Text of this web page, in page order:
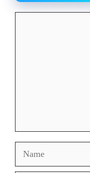
Name